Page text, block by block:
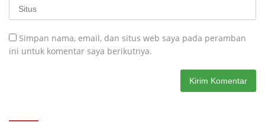
Simpan nama, email, dan situs web saya pada peramban
ini untuk komentar saya berikutnya.